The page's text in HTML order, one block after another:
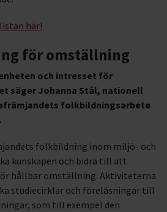
här!
för omställning
och intresset för
säger Johanna Stål, nationell
folkbildningsarbete
folkbildning inom miljö- och
kunskapen och bidra till att
hållbar omställning. Aktiviteterna
studiecirklar och föreläsningar till
som till exempel den